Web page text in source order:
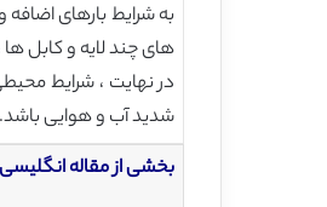
به شرایط بارهای
های چند لایه و کابل
در نهایت ، شرایط
شدید آب و هوایی باشد.
بخشی از مقاله